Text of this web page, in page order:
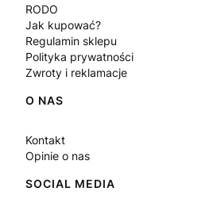
RODO
Jak kupować?
Regulamin sklepu
Polityka prywatności
Zwroty i reklamacje
O NAS
Kontakt
Opinie o nas
SOCIAL MEDIA